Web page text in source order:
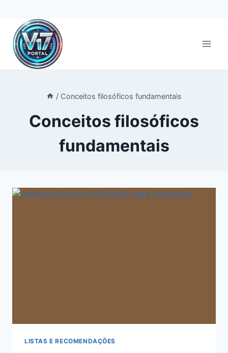
Pular
para
Conteúdo
/ Conceitos filosóficos fundamentais
Conceitos filosóficos
fundamentais
LISTAS E RECOMENDAÇÕES